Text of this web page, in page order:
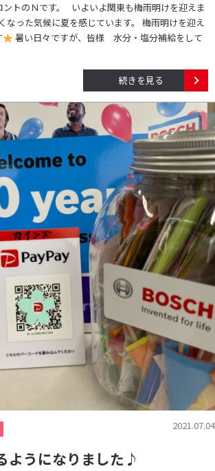
ントのＮです。 いよいよ関東も梅雨明けを迎えま
なった気候に夏を感じています。 梅雨明けを迎え
暑い日々ですが、皆様 水分・塩分補給をして
続きを見る
2021.07.04
ようになりました♪